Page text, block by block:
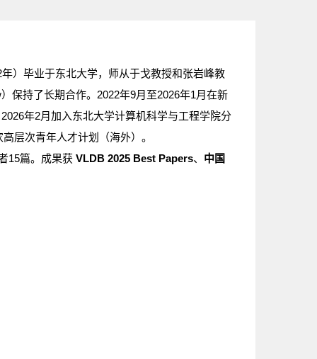
）毕业于东北大学，师从于戈教授和张岩峰教
保持了长期合作。2022年9月至2026年1月在新
年2月加入东北大学计算机科学与工程学院分
层次青年人才计划（海外）。
15篇。成果获 VLDB 2025 Best Papers、 中国